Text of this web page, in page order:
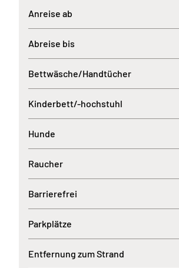
Anreise ab
Abreise bis
Bettwäsche/Handtücher
Kinderbett/-hochstuhl
Hunde
Raucher
Barrierefrei
Parkplätze
Entfernung zum Strand